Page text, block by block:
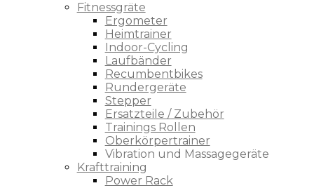
Fitnessgräte
Ergometer
Heimtrainer
Indoor-Cycling
Laufbänder
Recumbentbikes
Rundergeräte
Stepper
Ersatzteile / Zubehör
Trainings Rollen
Oberkörpertrainer
Vibration und Massagegeräte
Krafttraining
Power Rack